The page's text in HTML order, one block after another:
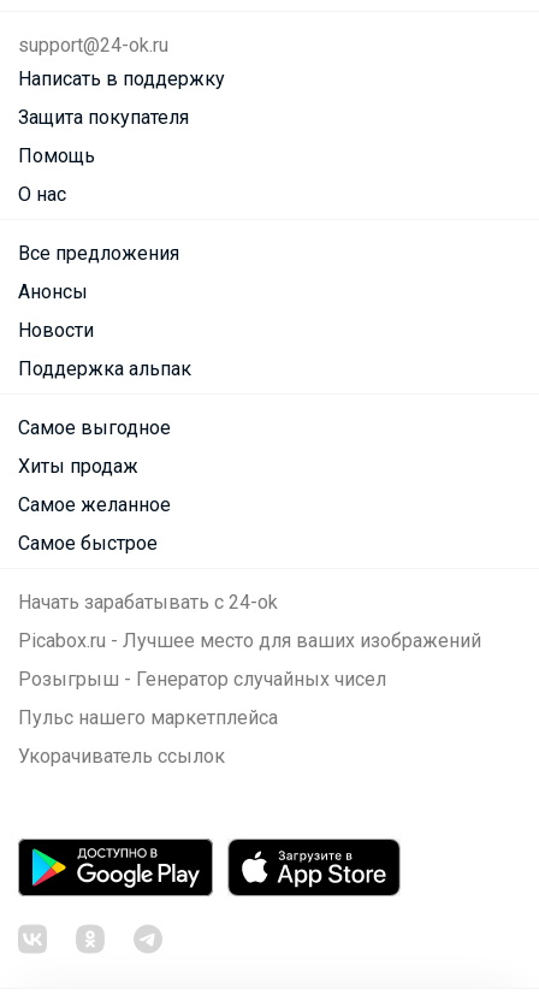
support@24-ok.ru
Написать в поддержку
Защита покупателя
Помощь
О нас
Все предложения
Анонсы
Новости
Поддержка альпак
Самое выгодное
Хиты продаж
Самое желанное
Самое быстрое
Начать зарабатывать с 24-ok
Picabox.ru - Лучшее место для ваших изображений
Розыгрыш - Генератор случайных чисел
Пульс нашего маркетплейса
Укорачиватель ссылок